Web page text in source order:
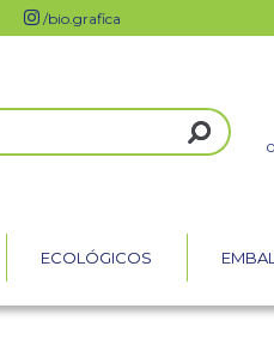
/bio.grafica
ECOLÓGICOS